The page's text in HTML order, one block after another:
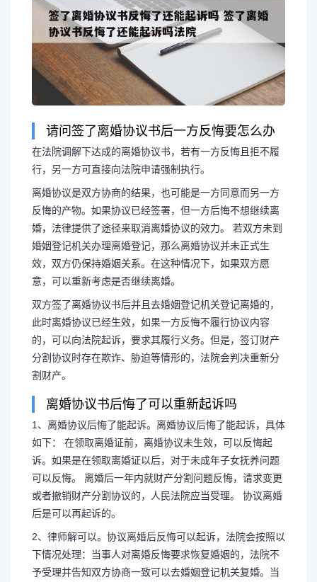
请问签了离婚协议书后一方反悔要怎么办
在法院调解下达成的离婚协议书，若有一方反悔且拒不履
行，另一方可直接向法院申请强制执行。
离婚协议是双方协商的结果，也可能是一方同意而另一方
反悔的产物。如果协议已经签署，但一方后悔不想继续离
婚，法律提供了途径来取消离婚协议的效力。 若双方未到
婚姻登记机关办理离婚登记，那么离婚协议并未正式生
效，双方仍保持婚姻关系。在这种情况下，如果双方愿
意，可以重新考虑是否继续离婚。
双方签了离婚协议书后并且去婚姻登记机关登记离婚的，
此时离婚协议已经生效，如果一方反悔不履行协议内容
的，可以向法院起诉，要求其履行义务。但是，签订财产
分割协议时存在欺诈、胁迫等情形的，法院会判决重新分
割财产。
离婚协议书后悔了可以重新起诉吗
1、离婚协议后悔了能起诉。离婚协议后悔了能起诉，具体
如下： 在领取离婚证前，离婚协议未生效，可以反悔起
诉。如果是在领取离婚证以后，对于未成年子女抚养问题
可以反悔。 离婚后一年内就财产分割问题反悔，请求变更
或者撤销财产分割协议的，人民法院应当受理。 协议离婚
后是可以再起诉的。
2、律师解可以。协议离婚后反悔可以起诉，法院会按照以
下情况处理：当事人对离婚反悔要求恢复婚姻的，法院不
予受理并告知双方协商一致可以去婚姻登记机关复婚。当
长按图片识别二维